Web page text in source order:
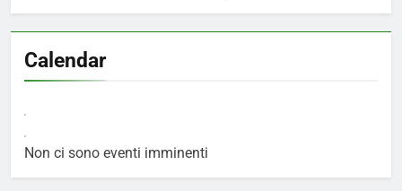
Calendar
Non ci sono eventi imminenti